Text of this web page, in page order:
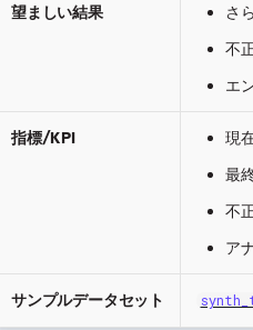
望ましい結果
さ
不
エ
指標/KPI
現
最
不
ア
サンプルデータセット